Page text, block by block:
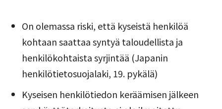
On olemassa riski, että kyseistä henkilöä
kohtaan saattaa syntyä taloudellista ja
henkilökohtaista syrjintää (Japanin
henkilötietosuojalaki, 19. pykälä)
Kyseisen henkilötiedon keräämisen jälkeen